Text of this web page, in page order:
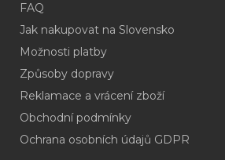
FAQ
Jak nakupovat na Slovensko
Možnosti platby
Způsoby dopravy
Reklamace a vrácení zboží
Obchodní podmínky
Ochrana osobních údajů GDPR
(odpověď
do